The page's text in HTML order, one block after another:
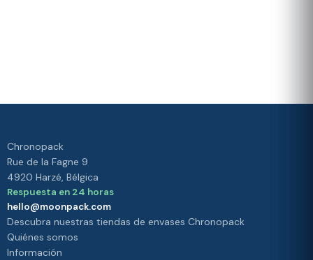
Chronopack
Rue de la Fagne 9
4920 Harzé, Bélgica
Respuesta en 24 horas
hello@moonpack.com
Descubra nuestras tiendas de envases Chronopack
Quiénes somos
Información